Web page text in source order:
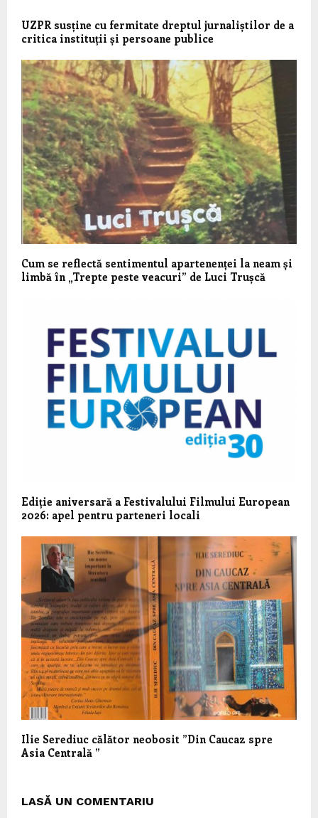
UZPR susține cu fermitate dreptul jurnaliștilor de a
critica instituții și persoane publice
Cum se reflectă sentimentul apartenenței la neam și
limbă în „Trepte peste veacuri” de Luci Trușcă
Ediție aniversară a Festivalului Filmului European
2026: apel pentru parteneri locali
Ilie Serediuc călător neobosit ”Din Caucaz spre
Asia Centrală ”
LASĂ UN COMENTARIU